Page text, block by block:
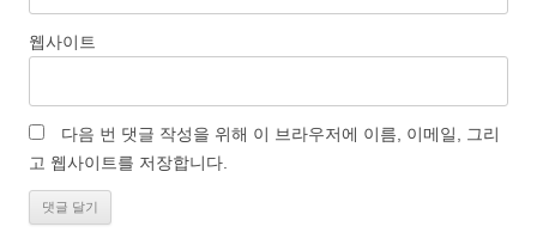
웹사이트
다음 번 댓글 작성을 위해 이 브라우저에 이름, 이메일, 그리
고 웹사이트를 저장합니다.